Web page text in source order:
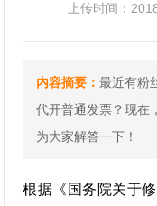
上传时间：
内容摘要：最近有粉
代开普通发票？现在
为大家解答一下！
根据《国务院关于